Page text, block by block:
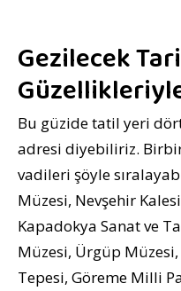
Gezilecek
Bu güzide tatil yeri
adresi diyebiliriz.
vadileri şöyle
Müzesi, Nevşehir
Kapadokya Sanat ve
Müzesi, Ürgüp
Tepesi, Göreme Milli